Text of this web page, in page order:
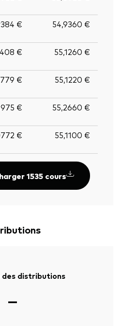
€ 54,9360 €
€ 55,1260 €
€ 55,1220 €
€ 55,2660 €
€ 55,1100 €
1535 cours
des distributions
—